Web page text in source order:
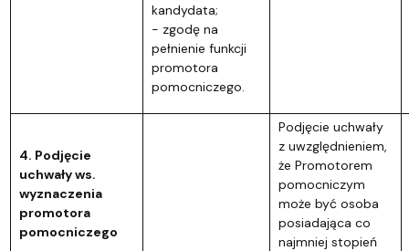
kandydata;
- zgodę na
pełnienie funkcji
promotora
pomocniczego.
4. Podjęcie
uchwały ws.
wyznaczenia
promotora
pomocniczego
Podjęcie uchwały
z uwzględnieniem,
że Promotorem
pomocniczym
może być osoba
posiadająca co
najmniej stopień